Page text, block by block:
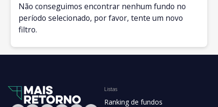
Não conseguimos encontrar nenhum fundo no
período selecionado, por favor, tente um novo
filtro.
Listas
Ranking de fundos